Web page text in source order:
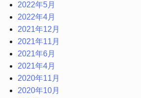
2022年5月
2022年4月
2021年12月
2021年11月
2021年6月
2021年4月
2020年11月
2020年10月